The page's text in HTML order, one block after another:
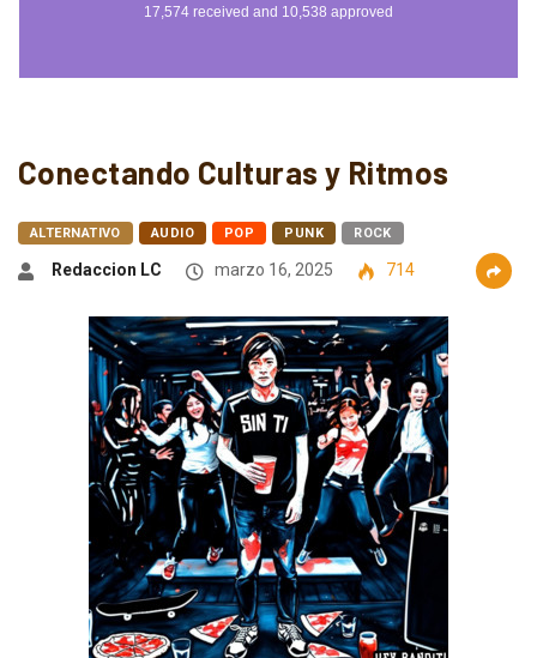
Conectando Culturas y Ritmos
ALTERNATIVO AUDIO POP PUNK ROCK
Redaccion LC marzo 16, 2025 714